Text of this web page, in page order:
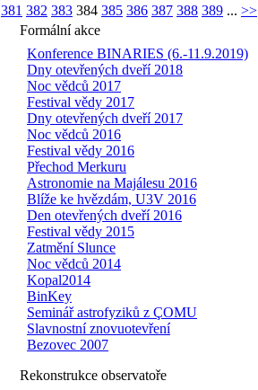
381 382 383 384 385 386 387 388 389 ... >>
Formální akce
Konference BINARIES (6.-11.9.2019)
Dny otevřených dveří 2018
Noc vědců 2017
Festival vědy 2017
Dny otevřených dveří 2017
Noc vědců 2016
Festival vědy 2016
Přechod Merkuru
Astronomie na Majálesu 2016
Blíže ke hvězdám, U3V 2016
Den otevřených dveří 2016
Festival vědy 2015
Zatmění Slunce
Noc vědců 2014
Kopal2014
BinKey
Seminář astrofyziků z ÇOMU
Slavnostní znovuotevření
Bezovec 2007
Rekonstrukce observatoře